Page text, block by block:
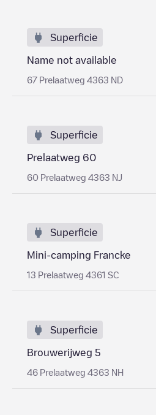
Superficie
Name not available
67 Prelaatweg 4363 ND
Superficie
Prelaatweg 60
60 Prelaatweg 4363 NJ
Superficie
Mini-camping Francke
13 Prelaatweg 4361 SC
Superficie
Brouwerijweg 5
46 Prelaatweg 4363 NH